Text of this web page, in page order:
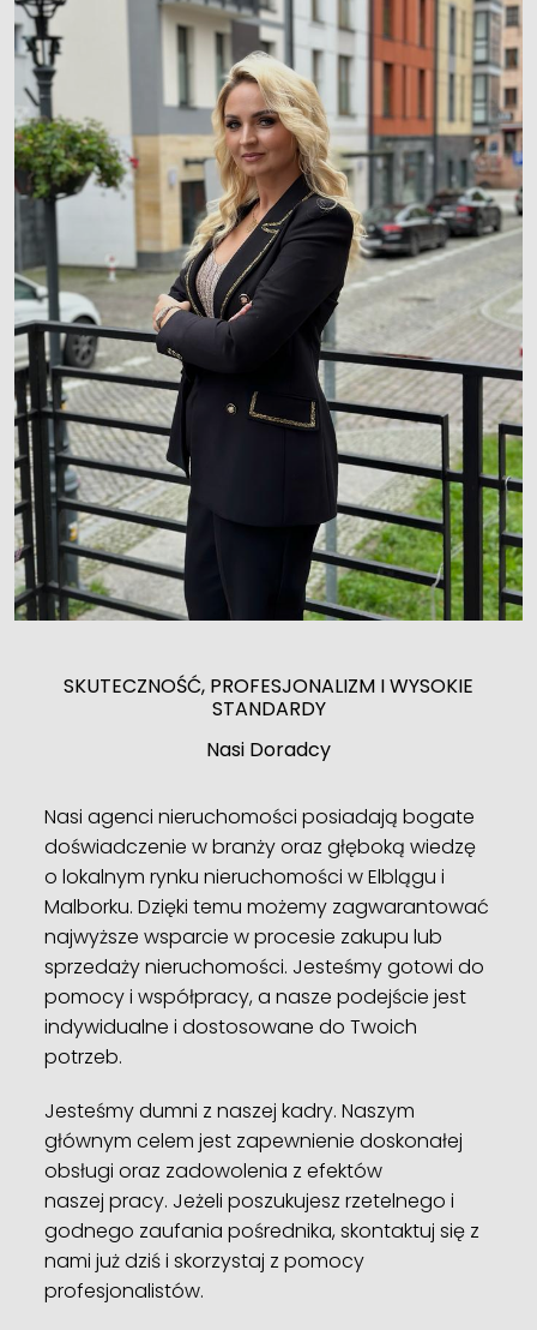
SKUTECZNOŚĆ, PROFESJONALIZM I WYSOKIE
STANDARDY
Nasi Doradcy
Nasi agenci nieruchomości posiadają bogate
doświadczenie w branży oraz głęboką wiedzę
o lokalnym rynku nieruchomości w Elblągu i
Malborku. Dzięki temu możemy zagwarantować
najwyższe wsparcie w procesie zakupu lub
sprzedaży nieruchomości. Jesteśmy gotowi do
pomocy i współpracy, a nasze podejście jest
indywidualne i dostosowane do Twoich
potrzeb.
Jesteśmy dumni z naszej kadry. Naszym
głównym celem jest zapewnienie doskonałej
obsługi oraz zadowolenia z efektów
naszej pracy. Jeżeli poszukujesz rzetelnego i
godnego zaufania pośrednika, skontaktuj się z
nami już dziś i skorzystaj z pomocy
profesjonalistów.